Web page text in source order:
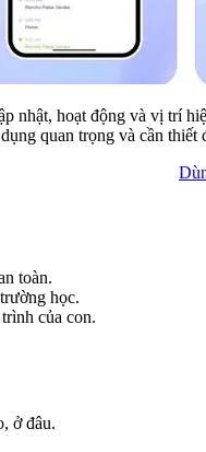
nhật, hoạt động và vị trí
quan trọng và cần
toàn.
học.
của con.
ở đâu.